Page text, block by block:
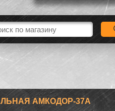
АМКОДОР-37А